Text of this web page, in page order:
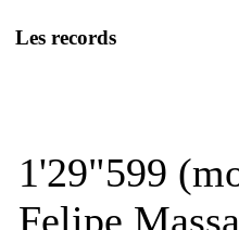
Les records
1'29"599
Felipe